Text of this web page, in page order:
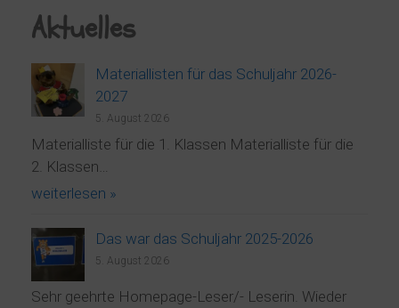
Aktuelles
Materiallisten für das Schuljahr 2026-
2027
5. August 2026
Materialliste für die 1. Klassen Materialliste für die
2. Klassen…
weiterlesen »
Das war das Schuljahr 2025-2026
5. August 2026
Sehr geehrte Homepage-Leser/- Leserin. Wieder